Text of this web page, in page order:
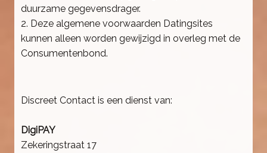
duurzame gegevensdrager.
2. Deze algemene voorwaarden Datingsites
kunnen alleen worden gewijzigd in overleg met de
Consumentenbond.
Discreet Contact is een dienst van:
DigiPAY
Zekeringstraat 17